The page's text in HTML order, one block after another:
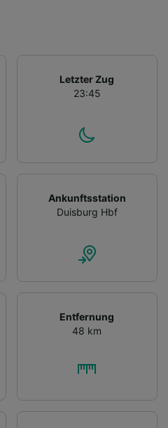
Letzter Zug
23:45
Ankunftsstation
Duisburg Hbf
Entfernung
48 km